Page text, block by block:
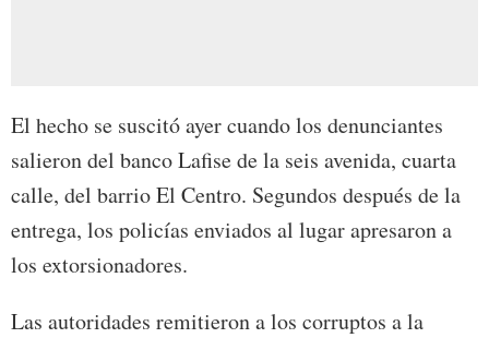
El hecho se suscitó ayer cuando los denunciantes
salieron del banco Lafise de la seis avenida, cuarta
calle, del barrio El Centro. Segundos después de la
entrega, los policías enviados al lugar apresaron a
los extorsionadores.
Las autoridades remitieron a los corruptos a la